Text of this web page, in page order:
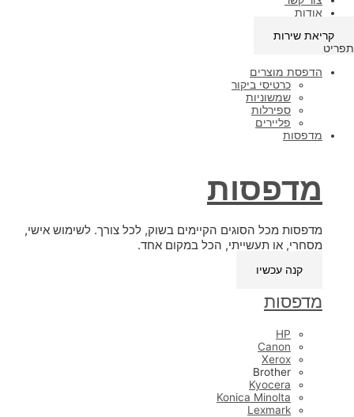
אודות
קריאת שירות
תפריט
הדפסת מוצרים
כרטיסי ביקור
שמשוניות
ספירלות
פליירים
מדפסות
מדפסות
מדפסות מכל הסוגים הקיימים בשוק, לכל צורך. לשימוש אישי,
מסחרי, או תעשייתי, הכל במקום אחד.
קנה עכשיו
מדפסות
HP
Canon
Xerox
Brother
Kyocera
Konica Minolta
Lexmark